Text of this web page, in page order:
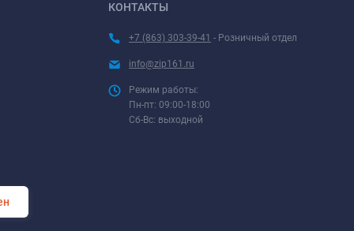
КОНТАКТЫ
+7 (863) 303-39-41 - Розничный отдел
info@zip161.ru
Режим работы:
Пн-пт: 09:00-18:00
Сб-Вс: выходной